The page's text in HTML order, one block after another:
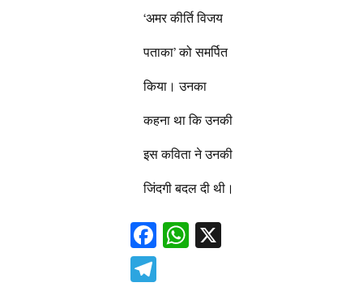
‘अमर कीर्ति विजय
पताका’ को समर्पित
किया। उनका
कहना था कि उनकी
इस कविता ने उनकी
जिंदगी बदल दी थी।
F
W